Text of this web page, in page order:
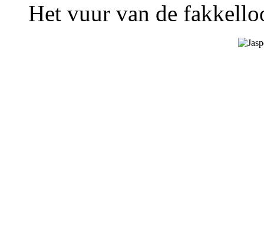
Het vuur van de